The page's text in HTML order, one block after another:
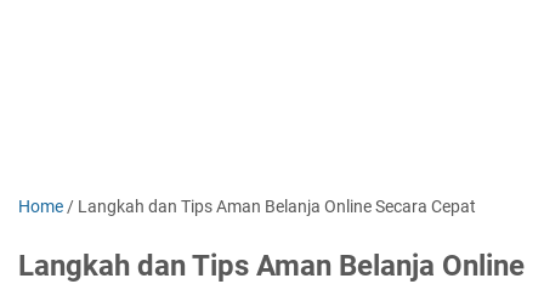
Home / Langkah dan Tips Aman Belanja Online Secara Cepat
Langkah dan Tips Aman Belanja Online